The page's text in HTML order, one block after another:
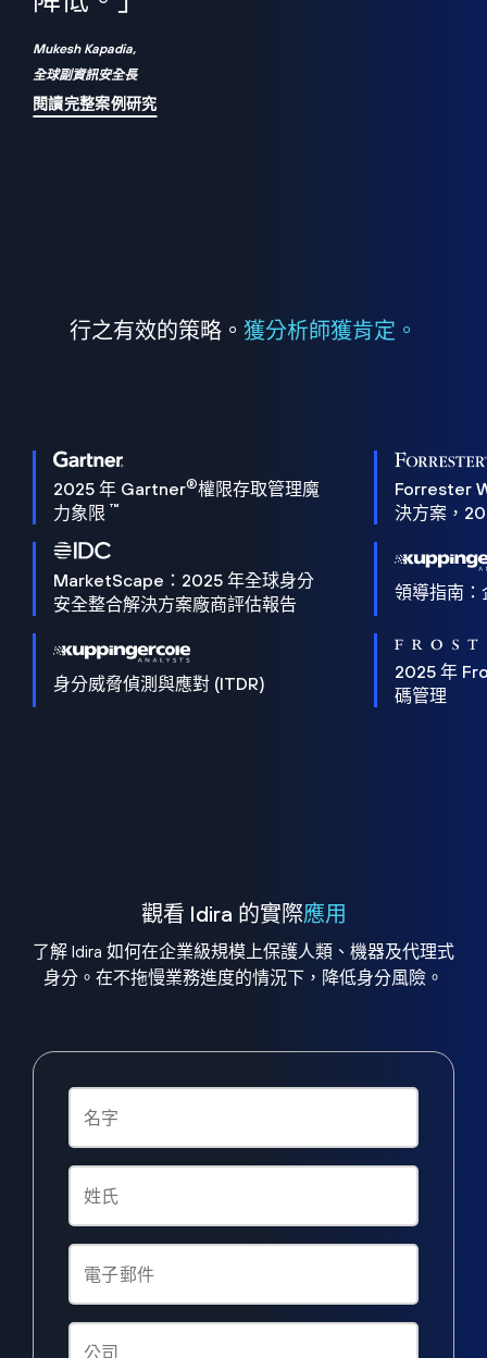
Mukesh Kapadia,
全球副資訊安全長
閱讀完整案例研究
行之有效的策略。 獲分析師獲肯定。
2025 年 Gartner®權限存取管理魔
力象限 ™
Forrester
決方案，
MarketScape：2025 年全球身分
安全整合解決方案廠商評估報告
領導指南
身分威脅偵測與應對 (ITDR)
2025 年
碼管理
觀看 Idira 的實際應用
了解 Idira 如何在企業級規模上保護人類、機器及代理式
身分。在不拖慢業務進度的情況下，降低身分風險。